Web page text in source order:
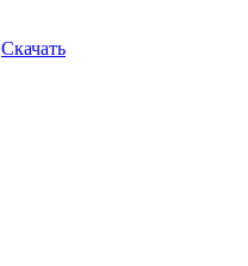
Скачать